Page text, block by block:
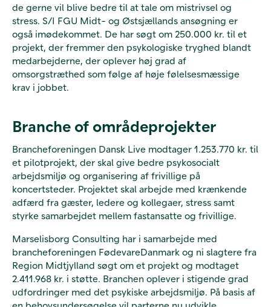
de gerne vil blive bedre til at tale om mistrivsel og
stress. S/I FGU Midt- og Østsjællands ansøgning er
også imødekommet. De har søgt om 250.000 kr. til et
projekt, der fremmer den psykologiske tryghed blandt
medarbejderne, der oplever høj grad af
omsorgstræthed som følge af høje følelsesmæssige
krav i jobbet.
Branche of områdeprojekter
Brancheforeningen Dansk Live modtager 1.253.770 kr. til
et pilotprojekt, der skal give bedre psykosocialt
arbejdsmiljø og organisering af frivillige på
koncertsteder. Projektet skal arbejde med krænkende
adfærd fra gæster, ledere og kollegaer, stress samt
styrke samarbejdet mellem fastansatte og frivillige.
Marselisborg Consulting har i samarbejde med
brancheforeningen FødevareDanmark og ni slagtere fra
Region Midtjylland søgt om et projekt og modtaget
2.411.968 kr. i støtte. Branchen oplever i stigende grad
udfordringer med det psykiske arbejdsmiljø. På basis af